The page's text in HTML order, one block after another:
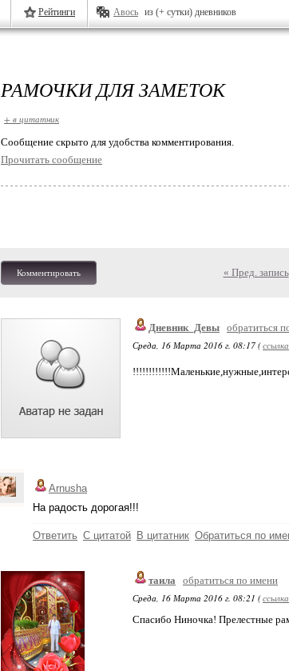
Рейтинги Авось из (+ сутки) дневников
РАМОЧКИ ДЛЯ ЗАМЕТОК
+ в цитатник
Cообщение скрыто для удобства комментирования.
Прочитать сообщение
Комментировать « Пред. запись
Дневник_Девы обратиться
Среда, 16 Марта 2016 г. 08:17 (ссылка
Arnusha
На радость дорогая!!!
Ответить С цитатой В цитатник Обратиться по
таила
обратиться по имени
Среда, 16 Марта 2016 г. 08:21 (ссылка
Спасибо Ниночка! Прелестные